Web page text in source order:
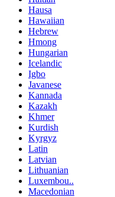
Hausa
Hawaiian
Hebrew
Hmong
Hungarian
Icelandic
Igbo
Javanese
Kannada
Kazakh
Khmer
Kurdish
Kyrgyz
Latin
Latvian
Lithuanian
Luxembou..
Macedonian